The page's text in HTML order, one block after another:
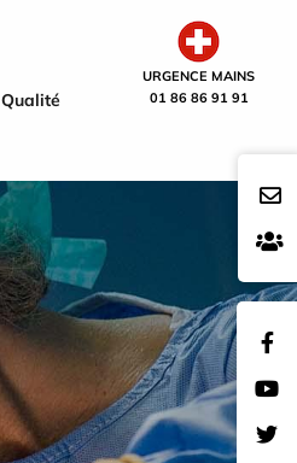
URGENCE MAINS
01 86 86 91 91
Qualité